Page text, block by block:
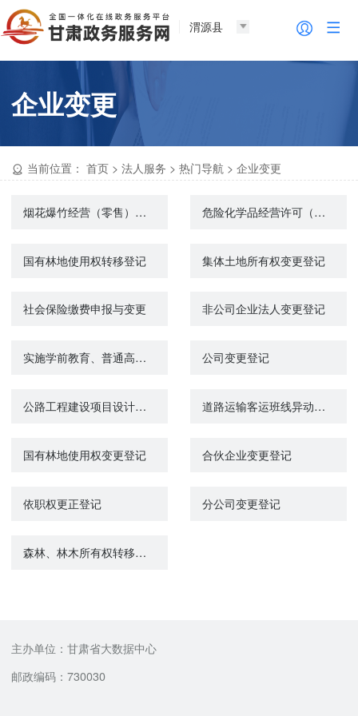
渭源县
企业变更
当前位置： 首页 >法人服务 >热门导航 >企业变更
烟花爆竹经营（零售）许可（首次办理、变更或延期） 危险化学品经营许可（变更）
国有林地使用权转移登记 集体土地所有权变更登记
社会保险缴费申报与变更 非公司企业法人变更登记
实施学前教育、普通高中教育及中等职业教育的民办学校变更审批 公司变更登记
公路工程建设项目设计（变更）审批 道路运输客运班线异动变更
国有林地使用权变更登记 合伙企业变更登记
依职权更正登记 分公司变更登记
森林、林木所有权转移登记
主办单位：甘肃省大数据中心
邮政编码：730030